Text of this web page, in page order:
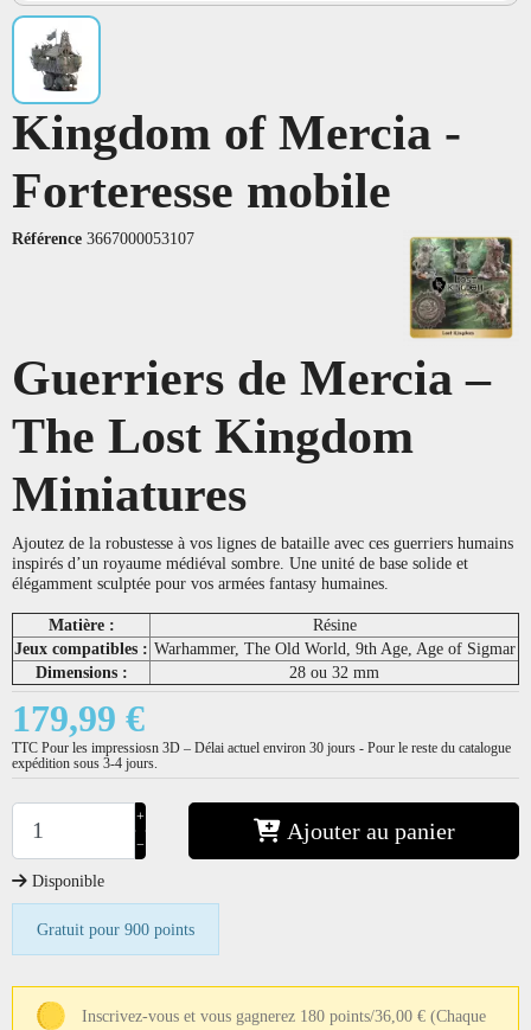
Kingdom of Mercia -
Forteresse mobile
Référence 3667000053107
Guerriers de Mercia –
The Lost Kingdom
Miniatures
Ajoutez de la robustesse à vos lignes de bataille avec ces guerriers humains
inspirés d’un royaume médiéval sombre. Une unité de base solide et
élégamment sculptée pour vos armées fantasy humaines.
Matière :
Résine
Jeux compatibles : Warhammer, The Old World, 9th Age, Age of Sigmar
Dimensions :
28 ou 32 mm
179,99 €
TTC Pour les impressiosn 3D – Délai actuel environ 30 jours - Pour le reste du catalogue
expédition sous 3-4 jours.
+
−
Ajouter au panier
Disponible
Gratuit pour 900 points
Inscrivez-vous et vous gagnerez 180 points/36,00 € (Chaque